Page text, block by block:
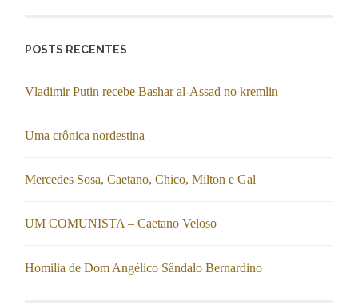
POSTS RECENTES
Vladimir Putin recebe Bashar al-Assad no kremlin
Uma crônica nordestina
Mercedes Sosa, Caetano, Chico, Milton e Gal
UM COMUNISTA – Caetano Veloso
Homilia de Dom Angélico Sândalo Bernardino